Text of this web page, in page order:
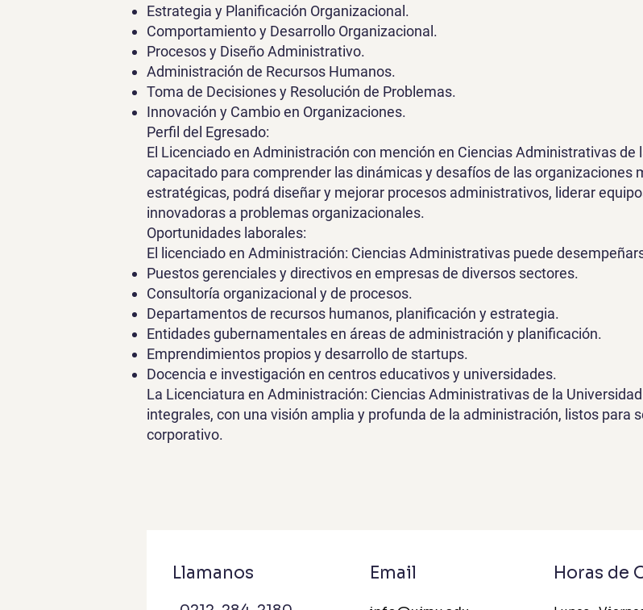
Estrategia y Planificación Organizacional.
Comportamiento y Desarrollo Organizacional.
Procesos y Diseño Administrativo.
Administración de Recursos Humanos.
Toma de Decisiones y Resolución de Problemas.
Innovación y Cambio en Organizaciones.
Perfil del Egresado:
El Licenciado en Administración con mención en Ciencias Administrativas
capacitado para comprender las dinámicas y desafíos de las organizaciones
estratégicas, podrá diseñar y mejorar procesos administrativos, liderar
innovadoras a problemas organizacionales.
Oportunidades laborales:
El licenciado en Administración: Ciencias Administrativas puede
Puestos gerenciales y directivos en empresas de diversos sectores.
Consultoría organizacional y de procesos.
Departamentos de recursos humanos, planificación y estrategia.
Entidades gubernamentales en áreas de administración y planificación.
Emprendimientos propios y desarrollo de startups.
Docencia e investigación en centros educativos y universidades.
La Licenciatura en Administración: Ciencias Administrativas de la
integrales, con una visión amplia y profunda de la administración, listos para
corporativo.
Llamanos Email Horas de